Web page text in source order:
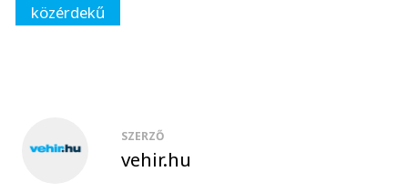
közérdekű
SZERZŐ
vehir.hu